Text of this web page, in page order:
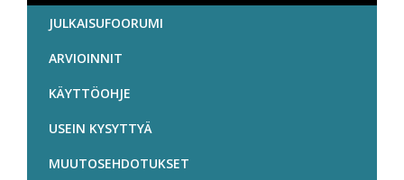
JULKAISUFOORUMI
ARVIOINNIT
KÄYTTÖOHJE
USEIN KYSYTTYÄ
MUUTOSEHDOTUKSET